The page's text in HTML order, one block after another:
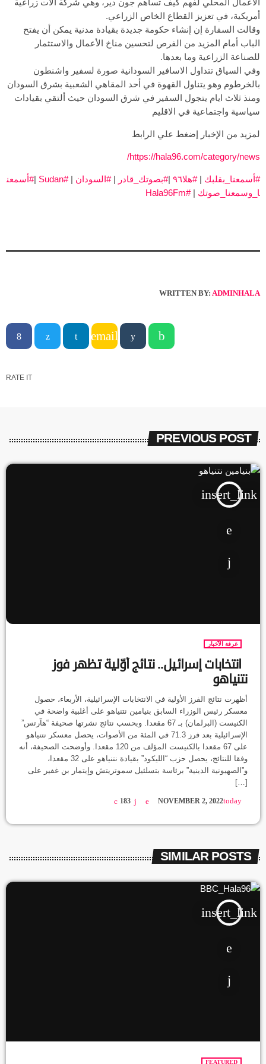
الأعمال المحلي لفهم كيف تساهم جون دير، وهي شركة آلات زراعية
أمريكية، في تعزيز القطاع الخاص الزراعي.
وقالت السفارة إن إنشاء حكومة جديدة بقيادة مدنية يمكن أن يفتح
الباب أمام المزيد من الفرص لتحسين مناخ الأعمال والاستثمار
للصناعة الزراعية وما بعدها.
وفي السياق تتداول الاسافير السودانية صورة لسفير واشنطون
بالخرطوم وهو يتناول القهوة في أحد المقاهي الشعبية بشرق السودان
ومنذ ثلاث ايام يتجول السفير في شرق السودان حيث ألتقي بقيادات
سياسية واجتماعية في الاقليم
لمزيد من الإخبار إضغط علي الرابط
https://hala96.com/category/news/
#أسمعنا_بقلبك |#هلا٩٦ |#بصوتك_قادر |#السودان |
#Sudan
|#أسمعن
ا_وسمعنا_صوتك |
#Hala96Fm
WRITTEN BY: ADMINHALA
email
RATE IT
PREVIOUS POST
insert_link
غرفة الآخبار
انتخابات إسرائيل.. نتائج أوّلية تظهر فوز
نتنياهو
أظهرت نتائج الفرز الأولية في الانتخابات الإسرائيلية، الأربعاء، حصول
معسكر رئيس الوزراء السابق بنيامين نتنياهو على أغلبية واضحة في
الكنيست (البرلمان) بـ 67 مقعدا. وبحسب نتائج نشرتها صحيفة “هآرتس”
الإسرائيلية بعد فرز 71.3 في المئة من الأصوات، يحصل معسكر نتنياهو
على 67 مقعدا بالكنيست المؤلف من 120 مقعدا. وأوضحت الصحيفة، أنه
وفقا للنتائج، يحصل حزب “الليكود” بقيادة نتنياهو على 32 مقعدا،
و”الصهيونية الدينية” برئاسة بتسلئيل سموتريتش وإيتمار بن غفير على
[…]
today
NOVEMBER 2, 2022
183
SIMILAR POSTS
insert_link
FEATURED